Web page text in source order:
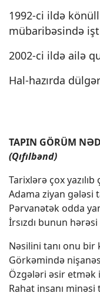
1992-ci ildə
mübaribəsində
2002-ci ildə ailə
Hal-hazırda
TAPIN GÖRÜM
(Qıfılbənd)
Tarixlərə çox yazılıb
Adama ziyan gələsi
Pərvanətək odda
İrsızdı bunun
Nəsilini tanı onu bir
Görkəmində
Özgələri əsir etmək
Rahat insanı